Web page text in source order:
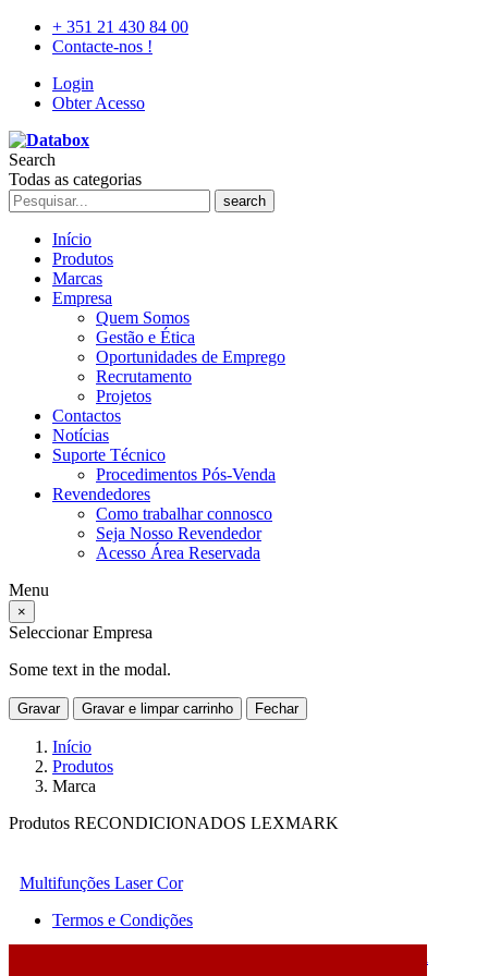
+ 351 21 430 84 00
Contacte-nos !
Login
Obter Acesso
Search
Todas as categorias
search
Início
Produtos
Marcas
Empresa
Quem Somos
Gestão e Ética
Oportunidades de Emprego
Recrutamento
Projetos
Contactos
Notícias
Suporte Técnico
Procedimentos Pós-Venda
Revendedores
Como trabalhar connosco
Seja Nosso Revendedor
Acesso Área Reservada
Menu
×
Seleccionar Empresa
Some text in the modal.
Gravar Gravar e limpar carrinho Fechar
Início
Produtos
Marca
Produtos RECONDICIONADOS LEXMARK
Multifunções Laser Cor
Termos e Condições